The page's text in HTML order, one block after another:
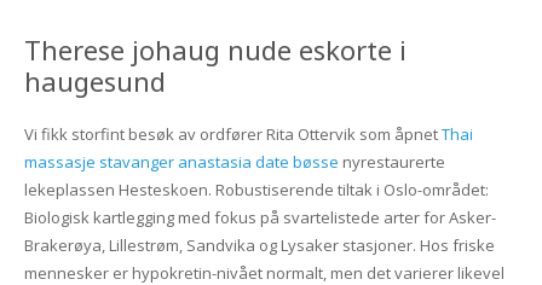
Therese johaug nude eskorte i
haugesund
Vi fikk storfint besøk av ordfører Rita Ottervik som åpnetThai
massasje stavanger anastasia date bøsse nyrestaurerte
lekeplassen Hesteskoen. Robustiserende tiltak i Oslo-området:
Biologisk kartlegging med fokus på svartelistede arter for Asker-
Brakerøya, Lillestrøm, Sandvika og Lysaker stasjoner. Hos friske
mennesker er hypokretin-nivået normalt, men det varierer likevel